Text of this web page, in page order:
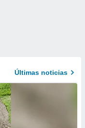
Últimas noticias